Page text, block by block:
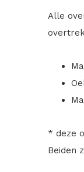
Alle
* deze
Beiden